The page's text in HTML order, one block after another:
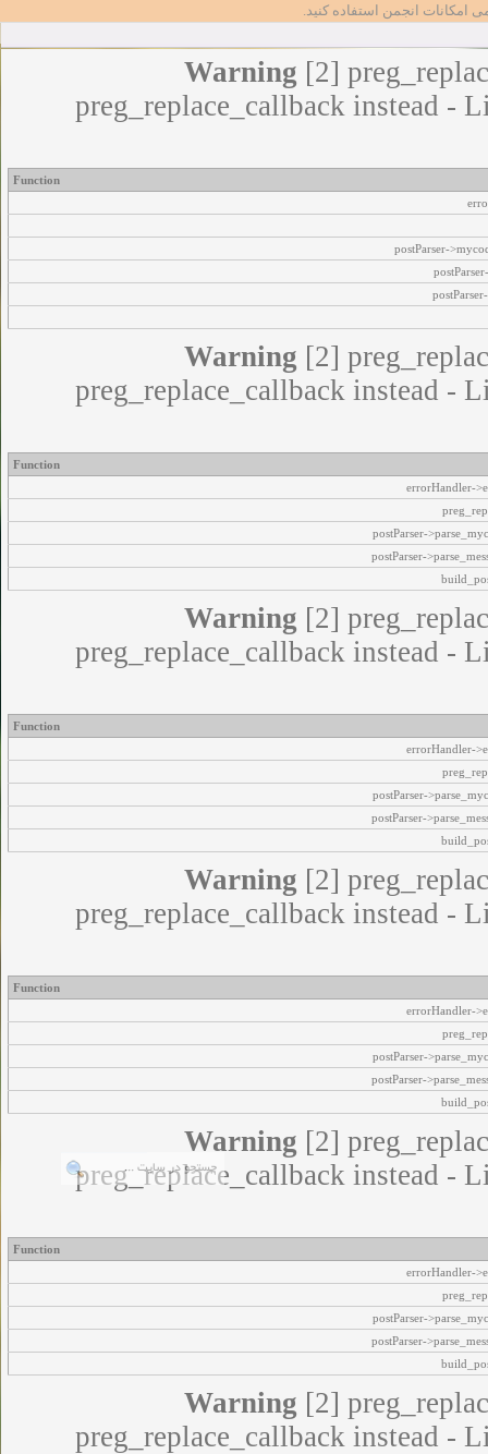
امکانات انجمن استفاده کنید.
Warning [2]
preg_replace_callback instead -
Function
postParser-
Warning [2]
preg_replace_callback instead -
Function
errorHandler-
postParser-
postParser-
Warning [2]
preg_replace_callback instead -
Function
errorHandler-
postParser-
postParser-
Warning [2]
preg_replace_callback instead -
Function
errorHandler-
postParser-
postParser-
Warning [2]
preg_replace_callback instead -
Function
errorHandler-
postParser-
postParser-
Warning [2]
preg_replace_callback instead -